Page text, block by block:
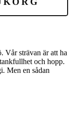
Vår strävan är att ha
och hopp.
Men en sådan